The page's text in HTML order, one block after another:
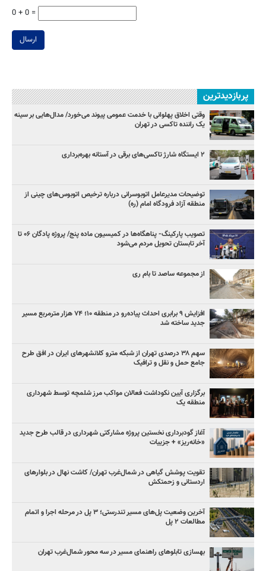
0 + 0 =
ارسال
پربازدیدترین
وقتی اخلاق پهلوانی با خدمت عمومی پیوند می‌خورد/ مدال‌هایی بر سینه
یک راننده تاکسی در تهران
۲ ایستگاه شارژ تاکسی‌های برقی در آستانه بهره‌برداری
توضیحات مدیرعامل اتوبوسرانی درباره ترخیص اتوبوس‌های چینی از
منطقه آزاد فرودگاه امام (ره)
تصویب پارکینگ- پناهگاه‌ها در کمیسیون ماده پنج/ پروژه پادگان ۰۶ تا
آخر تابستان تحویل مردم می‌شود
از مجموعه ساصد تا بام ری
افزایش ۹ برابری احداث پیاده‌رو در منطقه ۱۰؛ ۷۴ هزار مترمربع مسیر
جدید ساخته شد
سهم ۳۸ درصدی تهران از شبکه مترو کلانشهرهای ایران در افق طرح
جامع حمل و نقل و ترافیک
برگزاری آیین نکوداشت فعالان مواکب مرز شلمچه توسط شهرداری
منطقه یک
آغاز گودبرداری نخستین پروژه مشارکتی شهرداری در قالب طرح جدید
«خانه‌ریز» + جزییات
تقویت پوشش گیاهی در شمال‌غرب تهران/ کاشت نهال در بلوارهای
اردستانی و زحمتکش
آخرین وضعیت پل‌های مسیر تندرستی؛ ۳ پل در مرحله اجرا و اتمام
مطالعات ۲ پل
بهسازی تابلوهای راهنمای مسیر در سه محور شمال‌غرب تهران